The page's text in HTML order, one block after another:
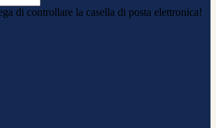
di controllare la casella di posta elettronica!